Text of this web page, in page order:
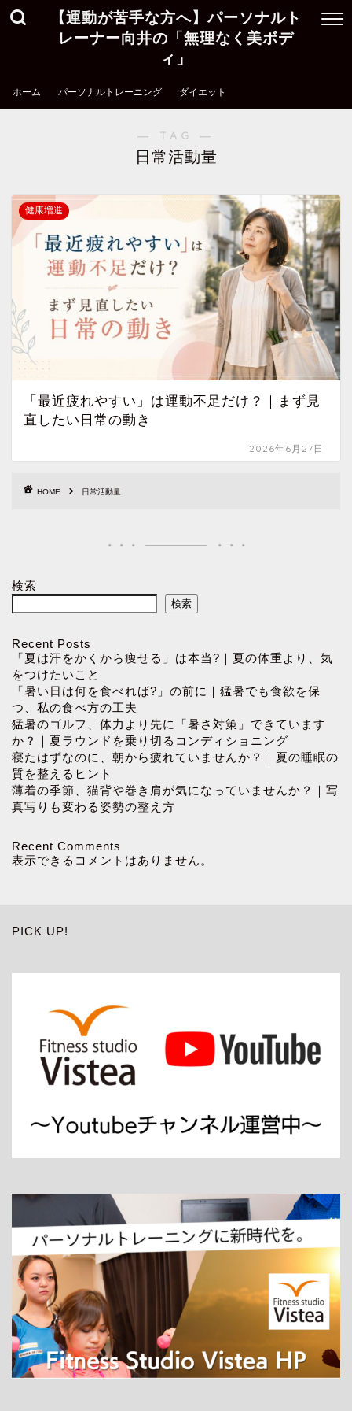
【運動が苦手な方へ】パーソナルト
レーナー向井の「無理なく美ボデ
ィ」
ホーム パーソナルトレーニング ダイエット
― TAG ―
日常活動量
健康増進
「最近疲れやすい」は運動不足だけ？｜まず見
直したい日常の動き
2026年6月27日
HOME 日常活動量
検索
検索
Recent Posts
「夏は汗をかくから痩せる」は本当?｜夏の体重より、気
をつけたいこと
「暑い日は何を食べれば?」の前に｜猛暑でも食欲を保
つ、私の食べ方の工夫
猛暑のゴルフ、体力より先に「暑さ対策」できています
か？｜夏ラウンドを乗り切るコンディショニング
寝たはずなのに、朝から疲れていませんか？｜夏の睡眠の
質を整えるヒント
薄着の季節、猫背や巻き肩が気になっていませんか？｜写
真写りも変わる姿勢の整え方
Recent Comments
表示できるコメントはありません。
PICK UP!
ホーム
パーソナルトレーニング
ダイエット